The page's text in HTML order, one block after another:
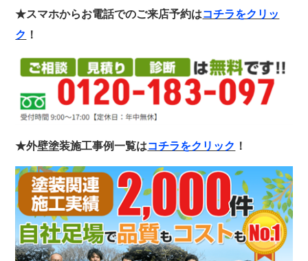
★スマホからお電話でのご来店予約はコチラをクリッ
ク ！
★外壁塗装施工事例一覧はコチラをクリック ！